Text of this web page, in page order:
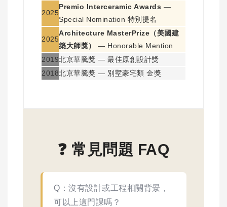
2025
Premio Interceramic Awards —
Special Nomination 特別提名
2025
Architecture MasterPrize（美國建
築大師獎）
— Honorable Mention
2019北京華騰獎 — 最佳原創設計獎
2018北京華騰獎 — 別墅豪宅類 金獎
❓ 常見問題 FAQ
Q：沒有設計或工程相關背景，
可以上這門課嗎？